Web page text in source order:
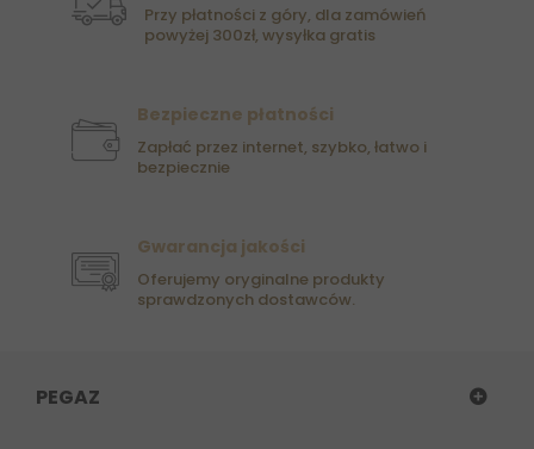
Przy płatności z góry, dla zamówień
powyżej 300zł, wysyłka gratis
Bezpieczne płatności
Zapłać przez internet, szybko, łatwo i
bezpiecznie
Gwarancja jakości
Oferujemy oryginalne produkty
sprawdzonych dostawców.
PEGAZ